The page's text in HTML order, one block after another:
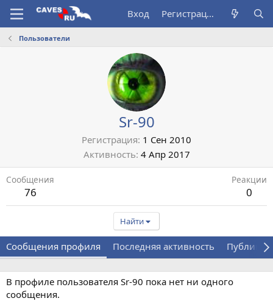
Вход Регистрация
Пользователи
Sr-90
Регистрация 1 Сен 2010
Активность 4 Апр 2017
Сообщения
76
Реакции
0
Найти
Сообщения профиля Последняя активность
В профиле пользователя Sr-90 пока нет ни одного
сообщения.